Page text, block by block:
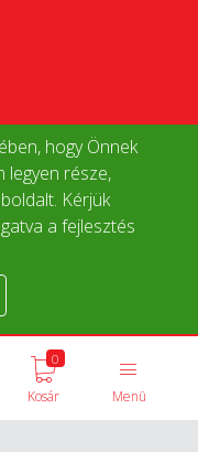
hogy Önnek
legyen része,
Kérjük
a fejlesztés
Menü
0
Kosár